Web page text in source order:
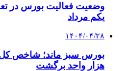
وضعیت فعالیت بورس در
یکم مرداد
۱۴۰۴/۰۴/۲۸
هزار واحد برگشت